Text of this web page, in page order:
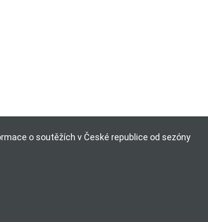
o soutěžích v České republice od sezóny